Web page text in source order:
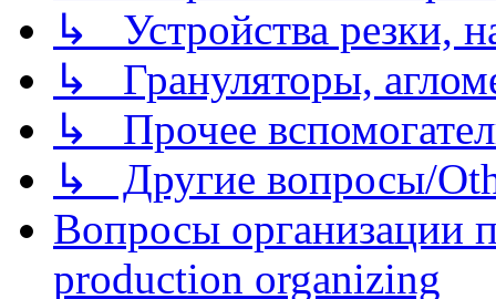
↳ Устройства резки,
↳ Грануляторы,
↳ Прочее
↳ Другие вопросы/
Вопросы организации
production organizing